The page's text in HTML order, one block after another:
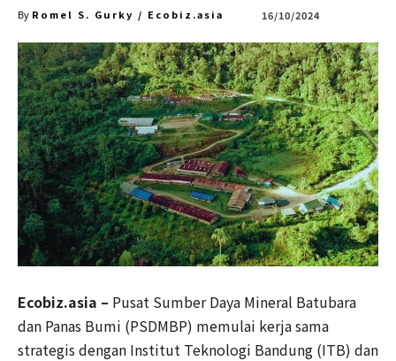
By Romel S. Gurky / Ecobiz.asia 16/10/2024
Ecobiz.asia – Pusat Sumber Daya Mineral Batubara
dan Panas Bumi (PSDMBP) memulai kerja sama
strategis dengan Institut Teknologi Bandung (ITB) dan